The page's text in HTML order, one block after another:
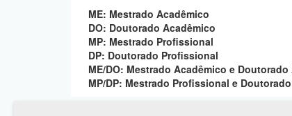
ME: Mestrado Acadêmico
DO: Doutorado Acadêmico
MP: Mestrado Profissional
DP: Doutorado Profissional
ME/DO: Mestrado Acadêmico e
MP/DP: Mestrado Profissional e